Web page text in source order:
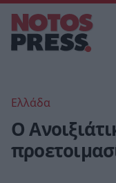
Ελλάδα
Ο